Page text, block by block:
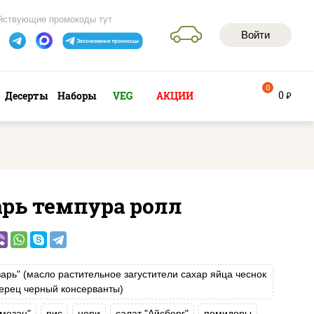
Войти
промокоды тут
Десерты Наборы VEG АКЦИИ 0 руб
0
темпура ролл
(масло растительное загустители сахар яйца чеснок
черный консерванты)